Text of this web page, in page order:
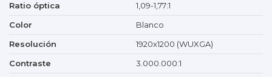
Ratio óptica
1,09-1,77:1
Color
Blanco
Resolución
1920x1200 (WUXGA)
Contraste
3.000.000:1